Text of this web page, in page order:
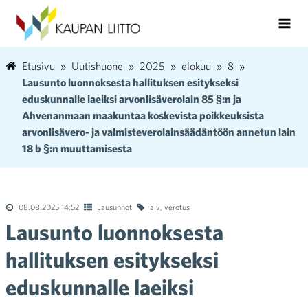
Etusivu Uutishuone 2025 elokuu
8
Lausunto luonnoksesta hallituksen esitykseksi
eduskunnalle laeiksi arvonlisäverolain 85 §:n ja
Ahvenanmaan maakuntaa koskevista poikkeuksista
arvonlisävero- ja valmisteverolainsäädäntöön annetun lain
18 b §:n muuttamisesta
08.08.2025 14:52 Lausunnot alv, verotus
Lausunto luonnoksesta
hallituksen esitykseksi
eduskunnalle laeiksi